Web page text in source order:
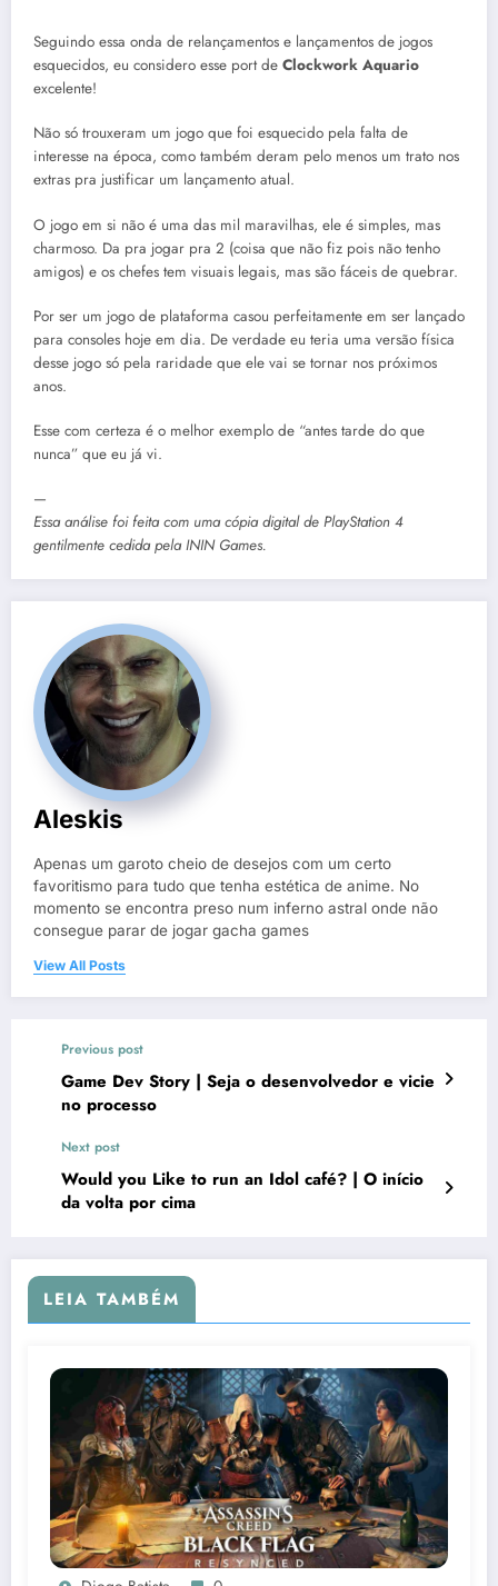
Seguindo essa onda de relançamentos e lançamentos de jogos
esquecidos, eu considero esse port de Clockwork Aquario
excelente!
Não só trouxeram um jogo que foi esquecido pela falta de
interesse na época, como também deram pelo menos um trato nos
extras pra justificar um lançamento atual.
O jogo em si não é uma das mil maravilhas, ele é simples, mas
charmoso. Da pra jogar pra 2 (coisa que não fiz pois não tenho
amigos) e os chefes tem visuais legais, mas são fáceis de quebrar.
Por ser um jogo de plataforma casou perfeitamente em ser lançado
para consoles hoje em dia. De verdade eu teria uma versão física
desse jogo só pela raridade que ele vai se tornar nos próximos
anos.
Esse com certeza é o melhor exemplo de “antes tarde do que
nunca” que eu já vi.
—
Essa análise foi feita com uma cópia digital de PlayStation 4
gentilmente cedida pelaININ Games.
Aleskis
Apenas um garoto cheio de desejos com um certo
favoritismo para tudo que tenha estética de anime. No
momento se encontra preso num inferno astral onde não
consegue parar de jogar gacha games
View All Posts
Previous post
Game Dev Story | Seja o desenvolvedor e vicie
no processo
Next post
Would you Like to run an Idol café? | O início
da volta por cima
LEIA TAMBÉM